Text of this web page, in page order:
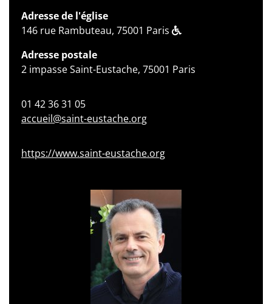
Adresse de l'église
146 rue Rambuteau, 75001 Paris
Adresse postale
2 impasse Saint-Eustache, 75001 Paris
01 42 36 31 05
accueil@saint-eustache.org
https://www.saint-eustache.org